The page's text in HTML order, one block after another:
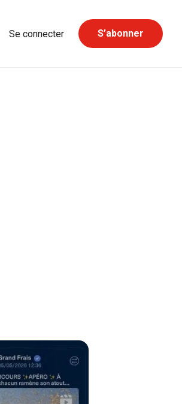
Se connecter S’abonner